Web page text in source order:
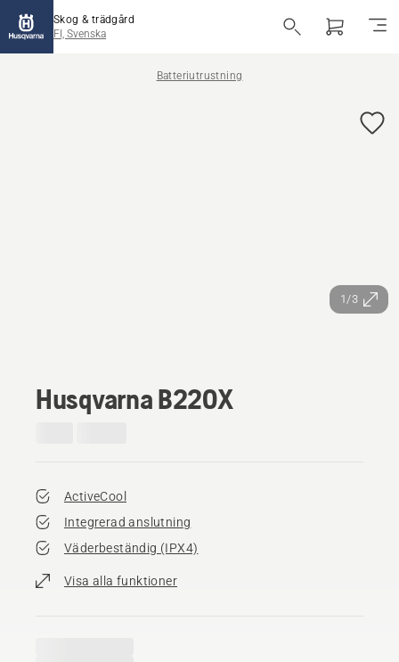
Skog & trädgård
FI, Svenska
Batteriutrustning
1/3
Husqvarna B220X
ActiveCool
Integrerad anslutning
Väderbeständig (IPX4)
Visa alla funktioner